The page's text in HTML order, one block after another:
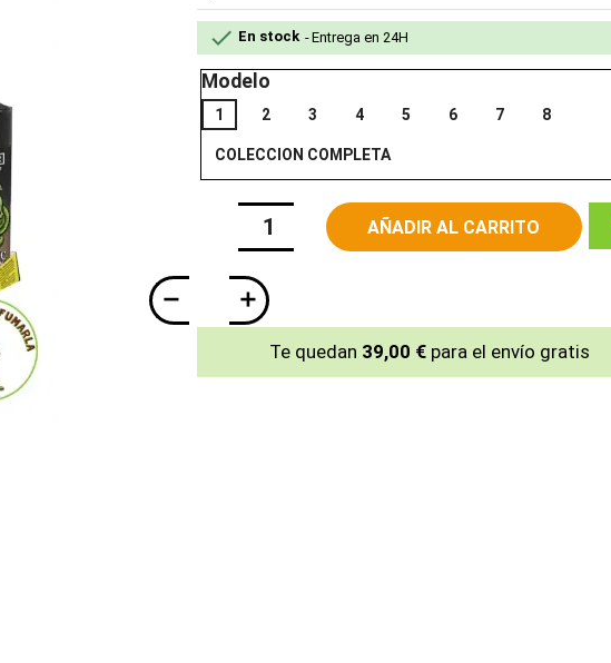
 En stock Entrega en 24H
Modelo
1 2 3 4 5 6 7 8
COLECCION COMPLETA
AÑADIR AL CARRITO
Te quedan 39,00 €para el envío gratis